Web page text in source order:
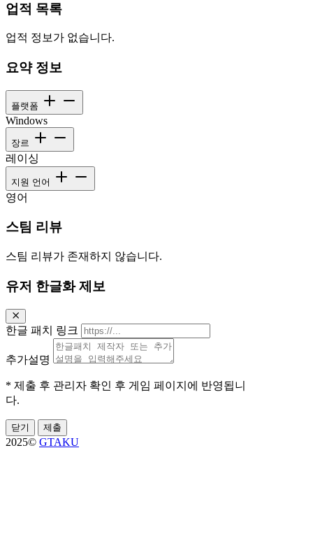
업적 목록
업적 정보가 없습니다.
요약 정보
플랫폼
Windows
장르
레이싱
지원 언어
영어
스팀 리뷰
스팀 리뷰가 존재하지 않습니다.
유저 한글화 제보
한글 패치 링크
추가설명
* 제출 후 관리자 확인 후 게임 페이지에 반영됩니
다.
닫기 제출
2025© GTAKU